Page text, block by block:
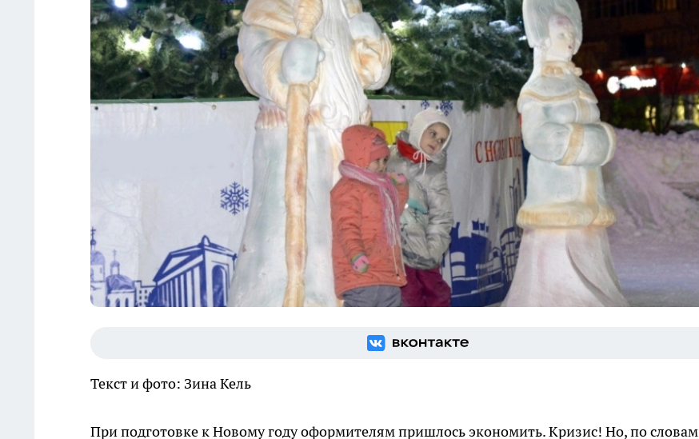
Текст и фото: Зина Кель
При подготовке к Новому году оформителям пришлось экономить. Кризис! Но, по словам